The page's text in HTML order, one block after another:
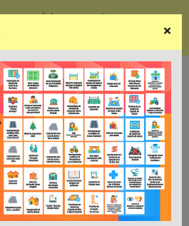
e medidas preventivas
×